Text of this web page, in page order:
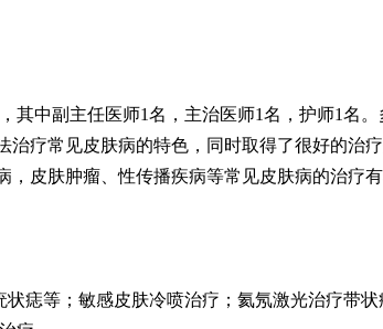
其中副主任医师1名，主治医师1名，护师1名。
疗常见皮肤病的特色，同时取得了很好的治
皮肤肿瘤、性传播疾病等常见皮肤病的治疗有
痣等；敏感皮肤冷喷治疗；氦氖激光治疗带